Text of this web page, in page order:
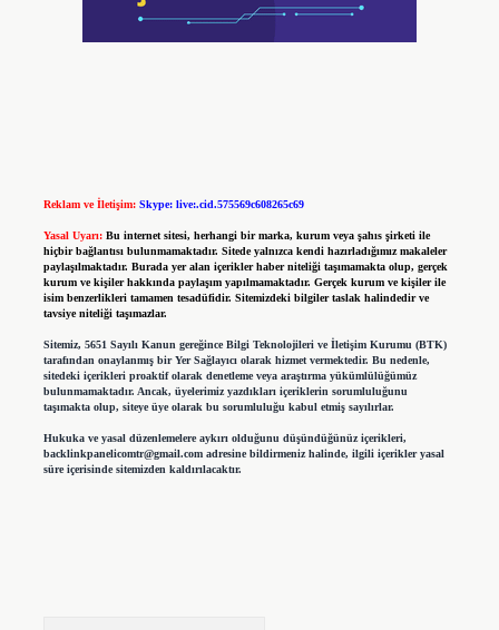
Reklam ve İletişim: Skype: live:.cid.575569c608265c69
Yasal Uyarı: Bu internet sitesi, herhangi bir marka, kurum veya şahıs şirketi ile
hiçbir bağlantısı bulunmamaktadır. Sitede yalnızca kendi hazırladığımız makaleler
paylaşılmaktadır. Burada yer alan içerikler haber niteliği taşımamakta olup, gerçek
kurum ve kişiler hakkında paylaşım yapılmamaktadır. Gerçek kurum ve kişiler ile
isim benzerlikleri tamamen tesadüfidir. Sitemizdeki bilgiler taslak halindedir ve
tavsiye niteliği taşımazlar.
Sitemiz, 5651 Sayılı Kanun gereğince Bilgi Teknolojileri ve İletişim Kurumu (BTK)
tarafından onaylanmış bir Yer Sağlayıcı olarak hizmet vermektedir. Bu nedenle,
sitedeki içerikleri proaktif olarak denetleme veya araştırma yükümlülüğümüz
bulunmamaktadır. Ancak, üyelerimiz yazdıkları içeriklerin sorumluluğunu
taşımakta olup, siteye üye olarak bu sorumluluğu kabul etmiş sayılırlar.
Hukuka ve yasal düzenlemelere aykırı olduğunu düşündüğünüz içerikleri,
backlinkpanelicomtr@gmail.comadresine bildirmeniz halinde, ilgili içerikler yasal
süre içerisinde sitemizden kaldırılacaktır.